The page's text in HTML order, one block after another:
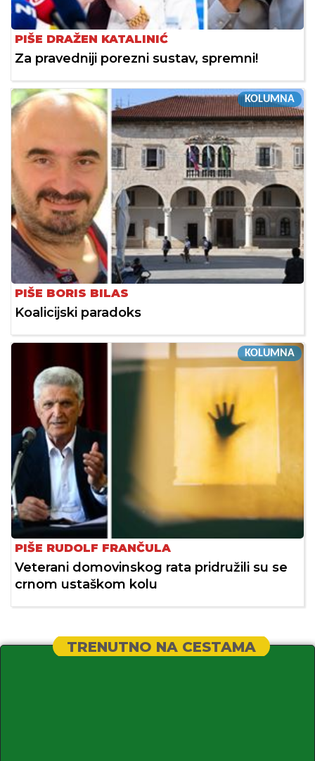
PIŠE DRAŽEN KATALINIĆ
Za pravedniji porezni sustav, spremni!
KOLUMNA
PIŠE BORIS BILAS
Koalicijski paradoks
KOLUMNA
PIŠE RUDOLF FRANČULA
Veterani domovinskog rata pridružili su se
crnom ustaškom kolu
TRENUTNO NA CESTAMA